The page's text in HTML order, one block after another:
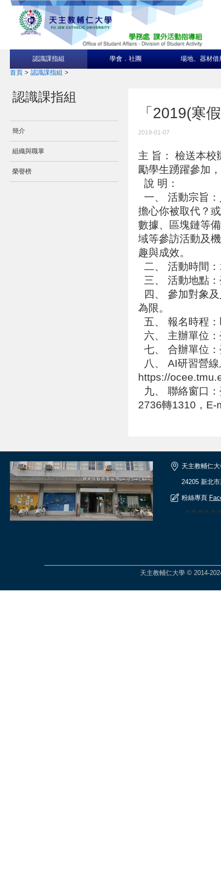
認識課指組 學會．社團 場地、器材借
首頁 > 認識課指組 >
認識課指組
簡介
組織與職掌
榮譽榜
「2019(寒
2019-01-07
主 旨： 檢送本校
勵學生踴躍參加
說 明：
一、 活動宗旨
擔心你被取代？
數據、區塊鏈等
域等參訪活動及
趣與成效。
二、 活動時間
三、 活動地點
四、 參加對象
為限。
五、 報名時程
六、 主辦單位
七、 合辦單位
八、 AI研習營
https://
九、 聯絡窗口
2736轉1310，
天主教輔仁
24205 新北
粉絲專頁
天主教輔仁大學 © 2014-